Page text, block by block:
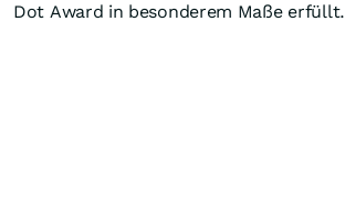
Dot Award in besonderem Maße erfüllt.